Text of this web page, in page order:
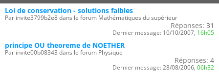
Loi de conservation - solutions faibles
Par invite3799b2e8 dans le forum Mathématiques du supérieur
Réponses: 31
Dernier message: 10/10/2007, 16h05
principe OU theoreme de NOETHER
Par invite00b08343 dans le forum Physique
Réponses: 4
Dernier message: 28/08/2006, 06h32